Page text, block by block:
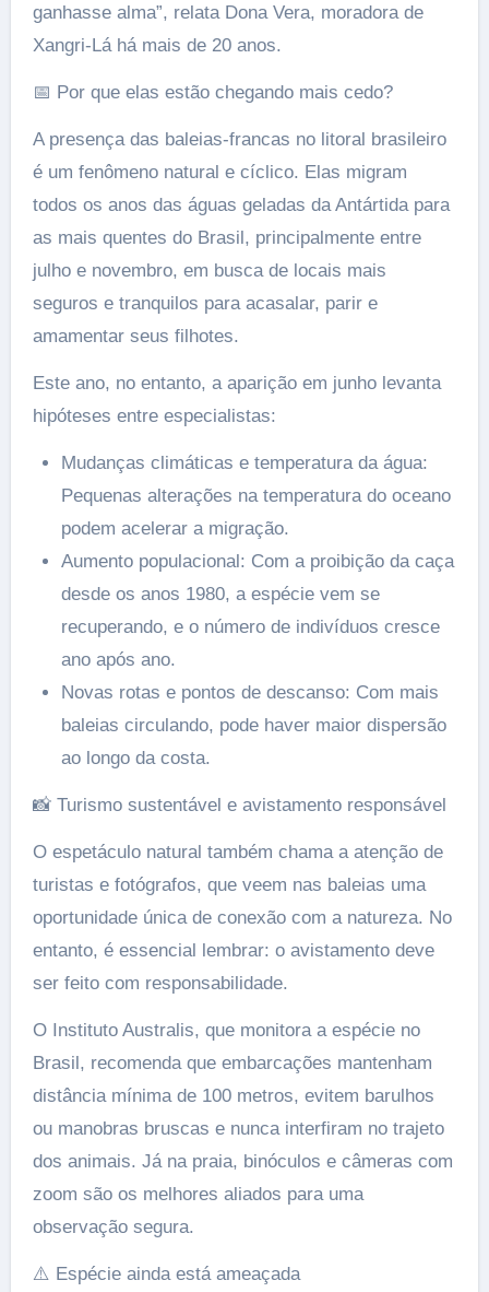
ganhasse alma”, relata Dona Vera, moradora de
Xangri-Lá há mais de 20 anos.
📅 Por que elas estão chegando mais cedo?
A presença das baleias-francas no litoral brasileiro
é um fenômeno natural e cíclico. Elas migram
todos os anos das águas geladas da Antártida para
as mais quentes do Brasil, principalmente entre
julho e novembro, em busca de locais mais
seguros e tranquilos para acasalar, parir e
amamentar seus filhotes.
Este ano, no entanto, a aparição em junho levanta
hipóteses entre especialistas:
Mudanças climáticas e temperatura da água:
Pequenas alterações na temperatura do oceano
podem acelerar a migração.
Aumento populacional: Com a proibição da caça
desde os anos 1980, a espécie vem se
recuperando, e o número de indivíduos cresce
ano após ano.
Novas rotas e pontos de descanso: Com mais
baleias circulando, pode haver maior dispersão
ao longo da costa.
📸 Turismo sustentável e avistamento responsável
O espetáculo natural também chama a atenção de
turistas e fotógrafos, que veem nas baleias uma
oportunidade única de conexão com a natureza. No
entanto, é essencial lembrar: o avistamento deve
ser feito com responsabilidade.
O Instituto Australis, que monitora a espécie no
Brasil, recomenda que embarcações mantenham
distância mínima de 100 metros, evitem barulhos
ou manobras bruscas e nunca interfiram no trajeto
dos animais. Já na praia, binóculos e câmeras com
zoom são os melhores aliados para uma
observação segura.
⚠️ Espécie ainda está ameaçada